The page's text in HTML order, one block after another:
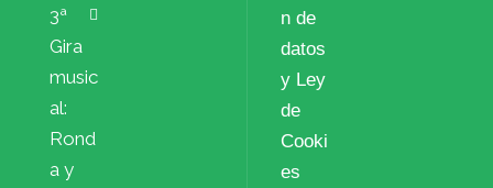
3ª
Gira
music
al:
Rond
a y
n de
datos
y Ley
de
Cooki
es